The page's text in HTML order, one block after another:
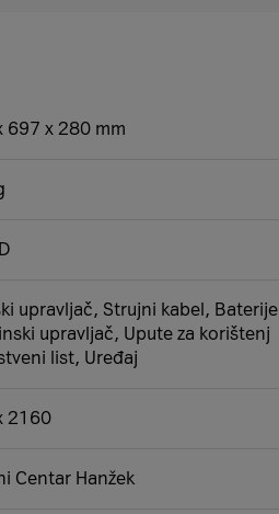
697 x 280 mm
upravljač, Strujni kabel, Baterije
upravljač, Upute za korištenj
list, Uređaj
2160
Centar Hanžek